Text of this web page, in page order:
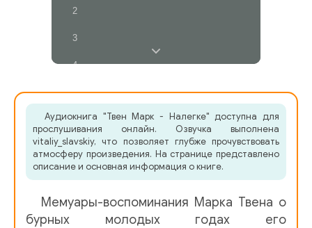
2
3
4
5
6
7
9
Аудиокнига "Твен Марк - Налегке" доступна для
прослушивания онлайн. Озвучка выполнена
vitaliy_slavskiy, что позволяет глубже прочувствовать
атмосферу произведения. На странице представлено
описание и основная информация о книге.
Мемуары-воспоминания Марка Твена о
бурных молодых годах его